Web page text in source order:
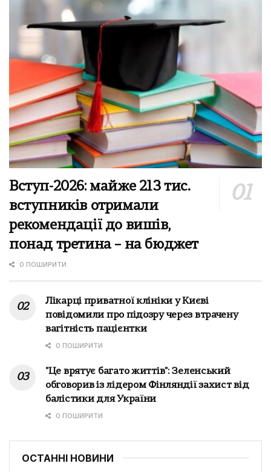
Вступ-2026: майже 213 тис.
вступників отримали
рекомендації до вишів,
понад третина – на бюджет
0 ПОШИРИТИ
Лікарці приватної клініки у Києві
повідомили про підозру через втрачену
вагітність пацієнтки
0 ПОШИРИТИ
"Це врятує багато життів": Зеленський
обговорив із лідером Фінляндії захист від
балістики для України
0 ПОШИРИТИ
ОСТАННІ НОВИНИ